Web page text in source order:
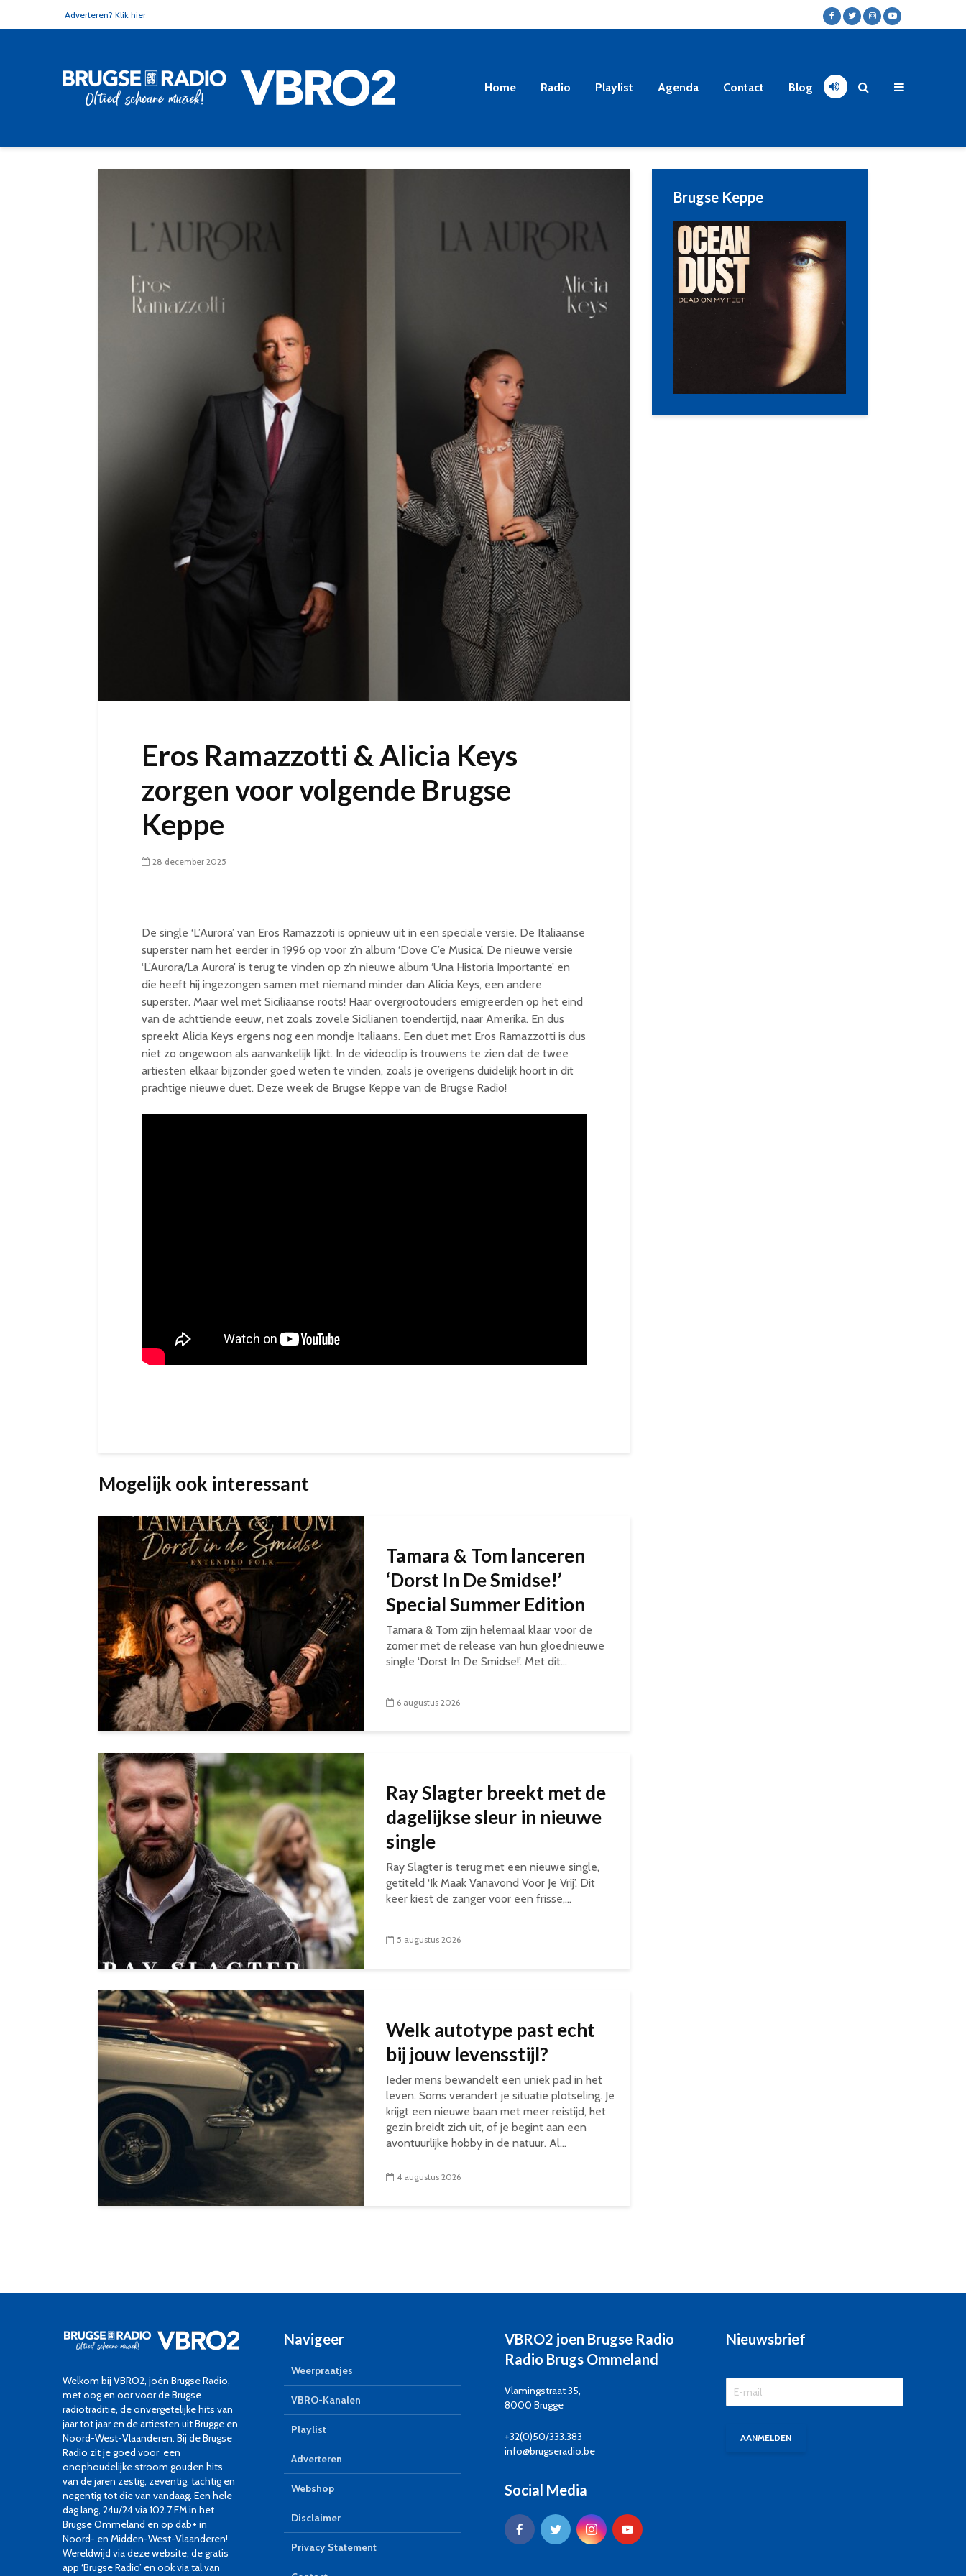
Adverteren? Klik hier
Home Radio Playlist Agenda Contact Blog
Eros Ramazzotti & Alicia Keys
zorgen voor volgende Brugse
Keppe
28 december 2025
De single ‘L’Aurora’ van Eros Ramazzoti is opnieuw uit in een speciale versie. De Italiaanse
superster nam het eerder in 1996 op voor z’n album ‘Dove C’e Musica’. De nieuwe versie
‘L’Aurora/La Aurora’ is terug te vinden op z’n nieuwe album ‘Una Historia Importante’ en
die heeft hij ingezongen samen met niemand minder dan Alicia Keys, een andere
superster. Maar wel met Siciliaanse roots! Haar overgrootouders emigreerden op het eind
van de achttiende eeuw, net zoals zovele Sicilianen toendertijd, naar Amerika. En dus
spreekt Alicia Keys ergens nog een mondje Italiaans. Een duet met Eros Ramazzotti is dus
niet zo ongewoon als aanvankelijk lijkt. In de videoclip is trouwens te zien dat de twee
artiesten elkaar bijzonder goed weten te vinden, zoals je overigens duidelijk hoort in dit
prachtige nieuwe duet. Deze week de Brugse Keppe van de Brugse Radio!
Mogelijk ook interessant
Tamara & Tom lanceren
‘Dorst In De Smidse!’
Special Summer Edition
Tamara & Tom zijn helemaal klaar voor de
zomer met de release van hun gloednieuwe
single ‘Dorst In De Smidse!’. Met dit...
6 augustus 2026
Ray Slagter breekt met de
dagelijkse sleur in nieuwe
single
Ray Slagter is terug met een nieuwe single,
getiteld ‘Ik Maak Vanavond Voor Je Vrij’. Dit
keer kiest de zanger voor een frisse,...
5 augustus 2026
Welk autotype past echt
bij jouw levensstijl?
Ieder mens bewandelt een uniek pad in het
leven. Soms verandert je situatie plotseling. Je
krijgt een nieuwe baan met meer reistijd, het
gezin breidt zich uit, of je begint aan een
avontuurlijke hobby in de natuur. Al...
4 augustus 2026
Brugse Keppe
Welkom bij VBRO2, joèn Brugse Radio,
met oog en oor voor de Brugse
radiotraditie, de onvergetelijke hits van
jaar tot jaar en de artiesten uit Brugge en
Noord-West-Vlaanderen. Bij de Brugse
Radio zit je goed voor een
onophoudelijke stroom gouden hits
van de jaren zestig, zeventig, tachtig en
negentig tot die van vandaag. Een hele
dag lang, 24u/24 via 102.7 FM in het
Brugse Ommeland en op dab+ in
Noord- en Midden-West-Vlaanderen!
Wereldwijd via deze website, de gratis
app ‘Brugse Radio’ en ook via tal van
Navigeer
Weerpraatjes
VBRO-Kanalen
Playlist
Adverteren
Webshop
Disclaimer
Privacy Statement
VBRO2 joen Brugse Radio
Radio Brugs Ommeland
Vlamingstraat 35,
8000 Brugge
+32(0)50/333.383
info@brugseradio.be
Social Media
Nieuwsbrief